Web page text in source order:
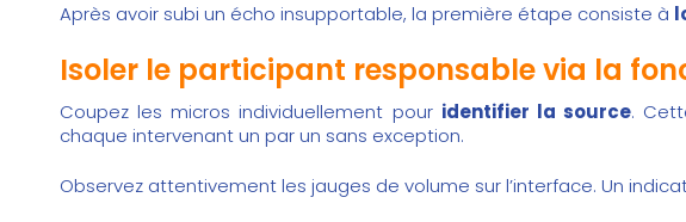
Après avoir subi un écho insupportable, la première étape consiste à
Isoler le participant responsable via la
Coupez les micros individuellement pour identifier la source.
chaque intervenant un par un sans exception.
Observez attentivement les jauges de volume sur l’interface. Un